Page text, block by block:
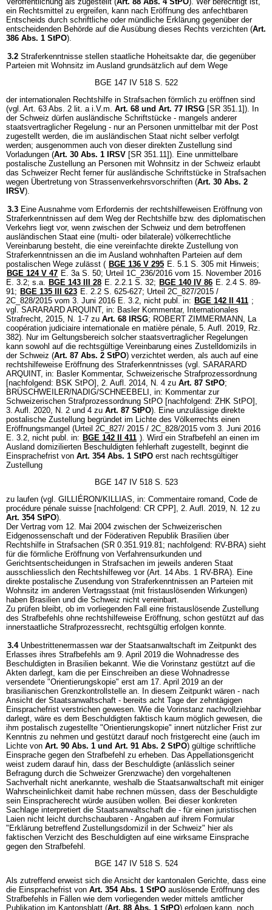
ein Rechtsmittel zu ergreifen, kann nach Eröffnung des anfechtbaren
Entscheids durch schriftliche oder mündliche Erklärung gegenüber der
entscheidenden Behörde auf die Ausübung dieses Rechts verzichten (Art.
386 Abs. 1 StPO).
3.2 Straferkenntnisse stellen staatliche Hoheitsakte dar, die gegenüber
Parteien mit Wohnsitz im Ausland grundsätzlich auf dem Wege
BGE 147 IV 518 S. 522
der internationalen Rechtshilfe in Strafsachen förmlich zu eröffnen sind
(vgl. Art. 63 Abs. 2 lit. a i.V.m. Art. 68 und Art. 77 IRSG [SR 351.1]). In
der Schweiz dürfen ausländische Schriftstücke - mangels anderer
staatsvertraglicher Regelung - nur an Personen unmittelbar mit der Post
zugestellt werden, die im ausländischen Staat nicht selber verfolgt
werden; ausgenommen auch von dieser direkten Zustellung sind
Vorladungen (Art. 30 Abs. 1 IRSV [SR 351.11]). Eine unmittelbare
postalische Zustellung an Personen mit Wohnsitz in der Schweiz erlaubt
das Schweizer Recht ferner für ausländische Schriftstücke in Strafsachen
wegen Übertretung von Strassenverkehrsvorschriften (Art. 30 Abs. 2
IRSV).
3.3 Eine Ausnahme vom Erfordernis der rechtshilfeweisen Eröffnung von
Straferkenntnissen auf dem Weg der Rechtshilfe bzw. des diplomatischen
Verkehrs liegt vor, wenn zwischen der Schweiz und dem betroffenen
ausländischen Staat eine (multi- oder bilaterale) völkerrechtliche
Vereinbarung besteht, die eine vereinfachte direkte Zustellung von
Straferkenntnissen an die im Ausland wohnhaften Parteien auf dem
postalischen Wege zulässt ( BGE 136 V 295 E. 5.1 S. 305 mit Hinweis;
BGE 124 V 47 E. 3a S. 50; Urteil 1C_236/2016 vom 15. November 2016
E. 3.2; s.a. BGE 143 III 28 E. 2.2.1 S. 32; BGE 140 IV 86 E. 2.4 S. 89-
91; BGE 135 III 623 E. 2.2 S. 625-627; Urteil 2C_827/2015 /
2C_828/2015 vom 3. Juni 2016 E. 3.2, nicht publ. in: BGE 142 II 411 ;
vgl. SARARARD ARQUINT, in: Basler Kommentar, Internationales
Strafrecht, 2015, N. 1-7 zu Art. 68 IRSG; ROBERT ZIMMERMANN, La
coopération judiciaire internationale en matière pénale, 5. Aufl. 2019, Rz.
382). Nur im Geltungsbereich solcher staatsvertraglicher Regelungen
kann sowohl auf die rechtsgültige Vereinbarung eines Zustelldomizils in
der Schweiz (Art. 87 Abs. 2 StPO) verzichtet werden, als auch auf eine
rechtshilfeweise Eröffnung des Straferkenntnisses (vgl. SARARARD
ARQUINT, in: Basler Kommentar, Schweizerische Strafprozessordnung
[nachfolgend: BSK StPO], 2. Aufl. 2014, N. 4 zu Art. 87 StPO;
BRÜSCHWEILER/NADIG/SCHNEEBELI, in: Kommentar zur
Schweizerischen Strafprozessordnung StPO [nachfolgend: ZHK StPO],
3. Aufl. 2020, N. 2 und 4 zu Art. 87 StPO). Eine unzulässige direkte
postalische Zustellung begründet im Lichte des Völkerrechts einen
Eröffnungsmangel (Urteil 2C_827/ 2015 / 2C_828/2015 vom 3. Juni 2016
E. 3.2, nicht publ. in: BGE 142 II 411 ). Wird ein Strafbefehl an einen im
Ausland domizilierten Beschuldigten fehlerhaft zugestellt, beginnt die
Einsprachefrist von Art. 354 Abs. 1 StPO erst nach rechtsgültiger
Zustellung
BGE 147 IV 518 S. 523
zu laufen (vgl. GILLIÉRON/KILLIAS, in: Commentaire romand, Code de
procédure pénale suisse [nachfolgend: CR CPP], 2. Aufl. 2019, N. 12 zu
Art. 354 StPO).
Der Vertrag vom 12. Mai 2004 zwischen der Schweizerischen
Eidgenossenschaft und der Föderativen Republik Brasilien über
Rechtshilfe in Strafsachen (SR 0.351.919.81; nachfolgend: RV-BRA) sieht
für die förmliche Eröffnung von Verfahrensurkunden und
Gerichtsentscheidungen in Strafsachen im jeweils anderen Staat
ausschliesslich den Rechtshilfeweg vor (Art. 14 Abs. 1 RV-BRA). Eine
direkte postalische Zusendung von Straferkenntnissen an Parteien mit
Wohnsitz im anderen Vertragsstaat (mit fristauslösenden Wirkungen)
haben Brasilien und die Schweiz nicht vereinbart.
Zu prüfen bleibt, ob im vorliegenden Fall eine fristauslösende Zustellung
des Strafbefehls ohne rechtshilfeweise Eröffnung, schon gestützt auf das
innerstaatliche Strafprozessrecht, rechtsgültig erfolgen konnte.
3.4 Unbestrittenermassen war der Staatsanwaltschaft im Zeitpunkt des
Erlasses ihres Strafbefehls am 9. April 2019 die Wohnadresse des
Beschuldigten in Brasilien bekannt. Wie die Vorinstanz gestützt auf die
Akten darlegt, kam die per Einschreiben an diese Wohnadresse
versendete "Orientierungskopie" erst am 17. April 2019 an der
brasilianischen Grenzkontrollstelle an. In diesem Zeitpunkt wären - nach
Ansicht der Staatsanwaltschaft - bereits acht Tage der zehntägigen
Einsprachefrist verstrichen gewesen. Wie die Vorinstanz nachvollziehbar
darlegt, wäre es dem Beschuldigten faktisch kaum möglich gewesen, die
ihm postalisch zugestellte "Orientierungskopie" innert nützlicher Frist zur
Kenntnis zu nehmen und gestützt darauf noch fristgerecht eine (auch im
Lichte von Art. 90 Abs. 1 und Art. 91 Abs. 2 StPO) gültige schriftliche
Einsprache gegen den Strafbefehl zu erheben. Das Appellationsgericht
weist zudem darauf hin, dass der Beschuldigte (anlässlich seiner
Befragung durch die Schweizer Grenzwache) den vorgehaltenen
Sachverhalt nicht anerkannte, weshalb die Staatsanwaltschaft mit einiger
Wahrscheinlichkeit damit habe rechnen müssen, dass der Beschuldigte
sein Einspracherecht würde ausüben wollen. Bei dieser konkreten
Sachlage interpretiert die Staatsanwaltschaft die - für einen juristischen
Laien nicht leicht durchschaubaren - Angaben auf ihrem Formular
"Erklärung betreffend Zustellungsdomizil in der Schweiz" hier als
faktischen Verzicht des Beschuldigten auf eine wirksame Einsprache
gegen den Strafbefehl.
BGE 147 IV 518 S. 524
Als zutreffend erweist sich die Ansicht der kantonalen Gerichte, dass eine
die Einsprachefrist von Art. 354 Abs. 1 StPO auslösende Eröffnung des
Strafbefehls in Fällen wie dem vorliegenden weder mittels amtlicher
Publikation im Kantonsblatt (Art. 88 Abs. 1 StPO) erfolgen kann, noch